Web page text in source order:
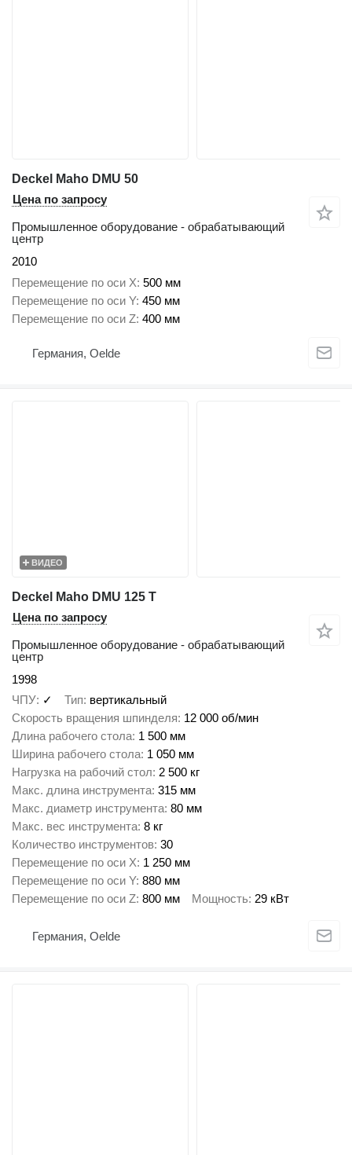
Deckel Maho DMU 50
Цена по запросу
Промышленное оборудование - обрабатывающий
центр
2010
Перемещение по оси X 500 мм
Перемещение по оси Y 450 мм
Перемещение по оси Z 400 мм
Германия, Oelde
ВИДЕО
Deckel Maho DMU 125 T
Цена по запросу
Промышленное оборудование - обрабатывающий
центр
1998
ЧПУ ✓ Тип вертикальный
Скорость вращения шпинделя 12 000 об/мин
Длина рабочего стола 1 500 мм
Ширина рабочего стола 1 050 мм
Нагрузка на рабочий стол 2 500 кг
Макс. длина инструмента 315 мм
Макс. диаметр инструмента 80 мм
Макс. вес инструмента 8 кг
Количество инструментов 30
Перемещение по оси X 1 250 мм
Перемещение по оси Y 880 мм
Перемещение по оси Z 800 мм Мощность 29 кВт
Германия, Oelde